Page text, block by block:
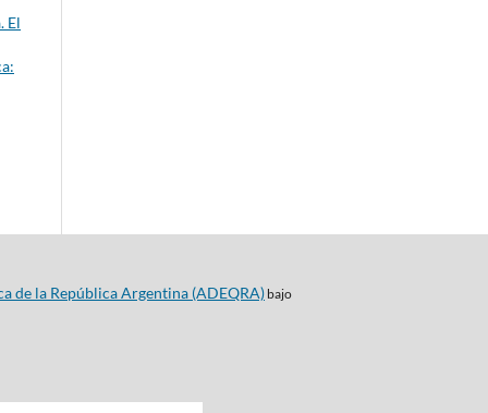
El
de la República Argentina (ADEQRA)bajo